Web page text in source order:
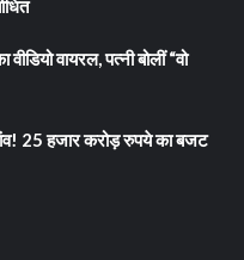
वायरल, पत्नी बोलीं “वो
25 हजार करोड़ रुपये का बजट